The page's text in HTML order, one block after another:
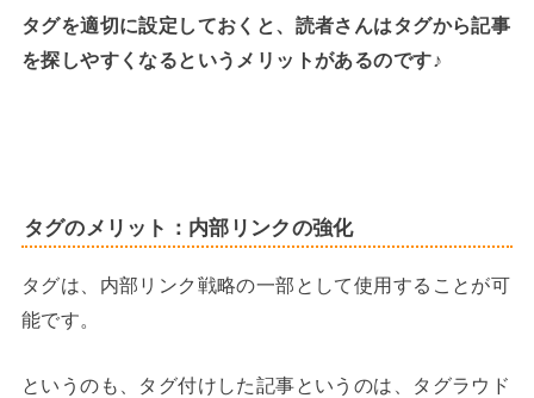
タグを適切に設定しておくと、読者さんはタグから記事
を探しやすくなるというメリットがあるのです♪
タグのメリット：内部リンクの強化
タグは、内部リンク戦略の一部として使用することが可
能です。
というのも、タグ付けした記事というのは、タグラウド